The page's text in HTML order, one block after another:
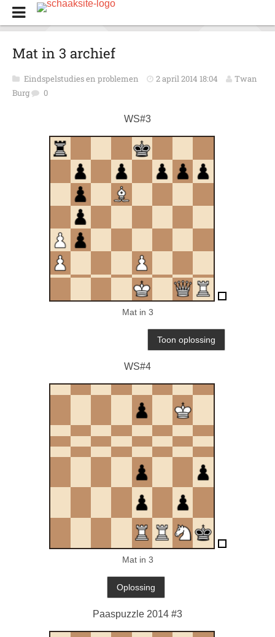
Mat in 3 archief
Eindspelstudies en problemen 2 april 2014 18:04
Twan
Burg
0
WS#3
Mat in 3
WS#4
Mat in 3
Paaspuzzle 2014 #3